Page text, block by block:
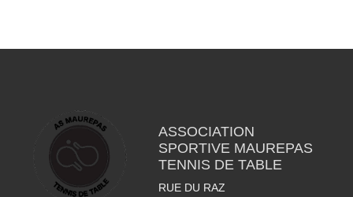
ASSOCIATION
SPORTIVE MAUREPAS
TENNIS DE TABLE
RUE DU RAZ